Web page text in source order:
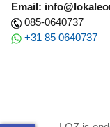
Email:
085-0640737
+31 85 0640737